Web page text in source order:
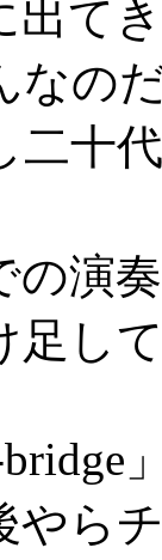
出て
なの
二十
の演
足し
やら